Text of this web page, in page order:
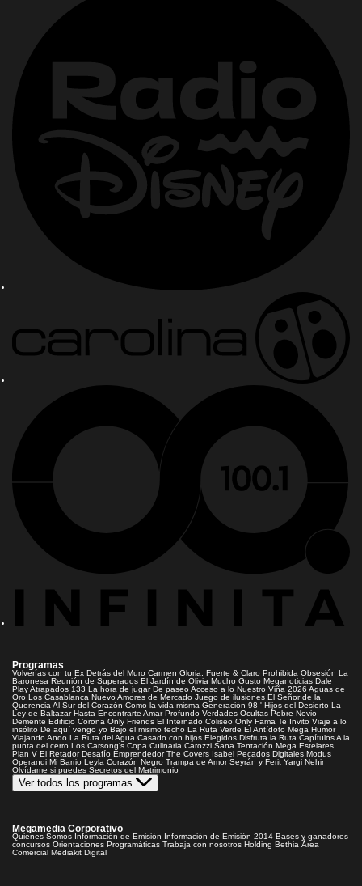
Programas
Volverías con tu Ex Detrás del Muro Carmen Gloria, Fuerte & Claro Prohibida Obsesión La
Baronesa Reunión de Superados El Jardín de Olivia Mucho Gusto Meganoticias Dale
PlayAtrapados 133 La hora de jugar De paseoAcceso a lo Nuestro Viña 2026 Aguas de
Oro Los Casablanca Nuevo Amores de Mercado Juego de ilusiones El Señor de la
Querencia Al Sur del Corazón Como la vida misma Generación 98 ' Hijos del Desierto La
Ley de Baltazar Hasta Encontrarte Amar Profundo Verdades Ocultas Pobre Novio
Demente Edificio Corona Only Friends El Internado Coliseo Only Fama Te Invito Viaje a lo
insólito De aquí vengo yo Bajo el mismo techo La Ruta Verde El Antídoto Mega Humor
Viajando Ando La Ruta del Agua Casado con hijos Elegidos Disfruta la Ruta CapítulosA la
punta del cerro Los Carsong's Copa Culinaria Carozzi Sana Tentación Mega Estelares
Plan V El Retador Desafío Emprendedor The Covers Isabel Pecados Digitales Modus
Operandi Mi Barrio Leyla Corazón Negro Trampa de Amor Seyrán y Ferit Yargi Nehir
Olvídame si puedes Secretos del Matrimonio
Ver todos los programas
Megamedia Corporativo
Quienes Somos Información de Emisión Información de Emisión 2014 Bases y ganadores
concursos Orientaciones Programáticas Trabaja con nosotros Holding Bethia Área
Comercial Mediakit Digital